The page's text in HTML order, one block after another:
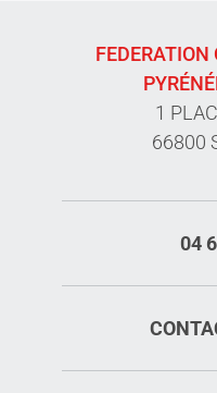
1
66800
04